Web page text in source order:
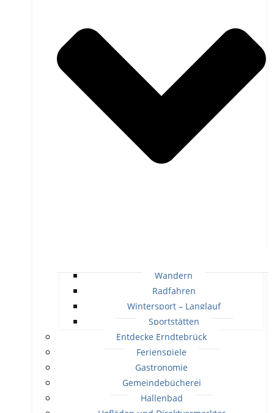
Wandern
Radfahren
Wintersport – Langlauf
Sportstätten
Entdecke Erndtebrück
Ferienspiele
Gastronomie
Gemeindebücherei
Hallenbad